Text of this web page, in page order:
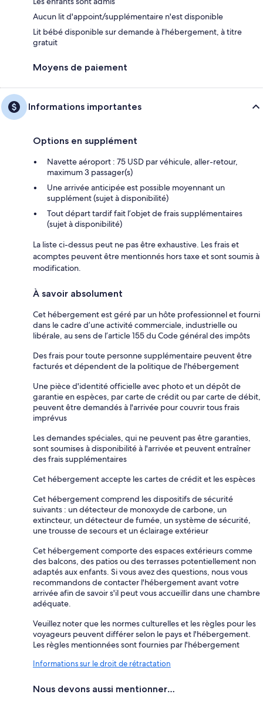
Aucun lit d'appoint/supplémentaire n'est disponible
Lit bébé disponible sur demande à l'hébergement, à titre
gratuit
Moyens de paiement
Informations importantes
Options en supplément
Navette aéroport : 75 USD par véhicule, aller-retour,
maximum 3 passager(s)
Une arrivée anticipée est possible moyennant un
supplément (sujet à disponibilité)
Tout départ tardif fait l’objet de frais supplémentaires
(sujet à disponibilité)
La liste ci-dessus peut ne pas être exhaustive. Les frais et
acomptes peuvent être mentionnés hors taxe et sont soumis à
modification.
À savoir absolument
Cet hébergement est géré par un hôte professionnel et fourni
dans le cadre d’une activité commerciale, industrielle ou
libérale, au sens de l’article 155 du Code général des impôts
Des frais pour toute personne supplémentaire peuvent être
facturés et dépendent de la politique de l'hébergement
Une pièce d'identité officielle avec photo et un dépôt de
garantie en espèces, par carte de crédit ou par carte de débit,
peuvent être demandés à l'arrivée pour couvrir tous frais
imprévus
Les demandes spéciales, qui ne peuvent pas être garanties,
sont soumises à disponibilité à l'arrivée et peuvent entraîner
des frais supplémentaires
Cet hébergement accepte les cartes de crédit et les espèces
Cet hébergement comprend les dispositifs de sécurité
suivants : un détecteur de monoxyde de carbone, un
extincteur, un détecteur de fumée, un système de sécurité,
une trousse de secours et un éclairage extérieur
Cet hébergement comporte des espaces extérieurs comme
des balcons, des patios ou des terrasses potentiellement non
adaptés aux enfants. Si vous avez des questions, nous vous
recommandons de contacter l'hébergement avant votre
arrivée afin de savoir s'il peut vous accueillir dans une chambre
adéquate.
Veuillez noter que les normes culturelles et les règles pour les
voyageurs peuvent différer selon le pays et l'hébergement.
Les règles mentionnées sont fournies par l'hébergement
Informations sur le droit de rétractation
Nous devons aussi mentionner…